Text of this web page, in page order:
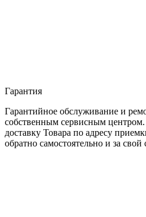
Гарантия
Гарантийное обслуживание и
собственным сервисным центром.
доставку Товара по адресу
обратно самостоятельно и за свой